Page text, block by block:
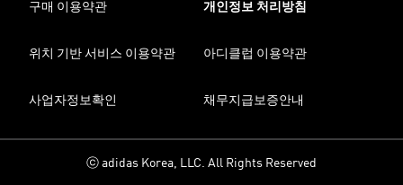
구매 이용약관 개인정보 처리방침
위치 기반 서비스 이용약관 아디클럽 이용약관
사업자정보확인 채무지급보증안내
ⓒ adidas Korea, LLC. All Rights Reserved